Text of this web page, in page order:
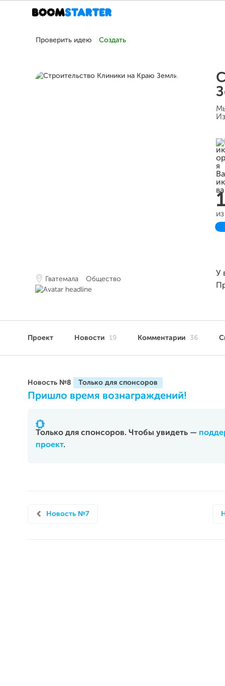
Проверить идею Создать
Гватемала Общество
У
Проект Новости 19 Комментарии 36
Новость №8
Пришло время вознаграждений!
Только для спонсоров. Чтобы увидеть —
проект.
Новость №7